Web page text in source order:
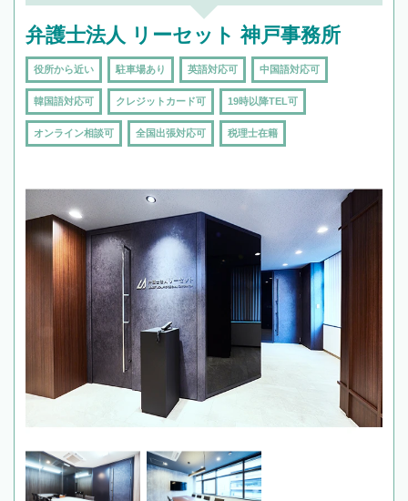
弁護士法人 リーセット 神戸事務所
役所から近い 駐車場あり 英語対応可 中国語対応可
韓国語対応可 クレジットカード可 19時以降TEL可
オンライン相談可 全国出張対応可 税理士在籍